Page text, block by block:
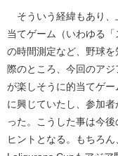
そういう経緯もあり、
当てゲーム（いわゆる
の時間測定など、野球
際のところ、今回のア
が楽しそうに的当てゲー
に興じていたし、参加
った。こうした事は今
ヒントとなる。もちろ